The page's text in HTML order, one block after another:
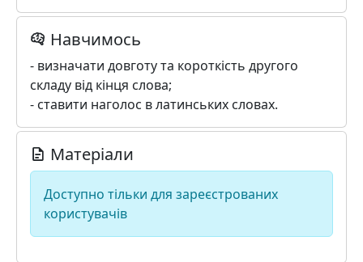
Навчимось
- визначати довготу та короткість другого
складу від кінця слова;
- ставити наголос в латинських словах.
Матеріали
Доступно тільки для зареєстрованих
користувачів